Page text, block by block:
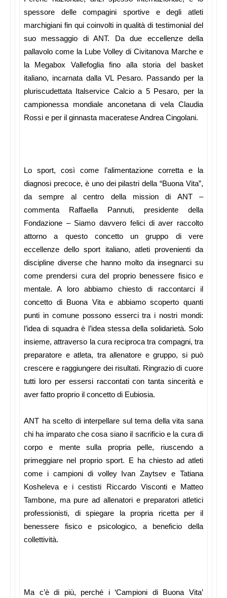
spessore delle compagini sportive e degli atleti
marchigiani fin qui coinvolti in qualità di testimonial del
suo messaggio di ANT. Da due eccellenze della
pallavolo come la Lube Volley di Civitanova Marche e
la Megabox Vallefoglia fino alla storia del basket
italiano, incarnata dalla VL Pesaro. Passando per la
pluriscudettata Italservice Calcio a 5 Pesaro, per la
campionessa mondiale anconetana di vela Claudia
Rossi e per il ginnasta maceratese Andrea Cingolani.
Lo sport, così come l’alimentazione corretta e la
diagnosi precoce, è uno dei pilastri della “Buona Vita”,
da sempre al centro della mission di ANT –
commenta Raffaella Pannuti, presidente della
Fondazione – Siamo davvero felici di aver raccolto
attorno a questo concetto un gruppo di vere
eccellenze dello sport italiano, atleti provenienti da
discipline diverse che hanno molto da insegnarci su
come prendersi cura del proprio benessere fisico e
mentale. A loro abbiamo chiesto di raccontarci il
concetto di Buona Vita e abbiamo scoperto quanti
punti in comune possono esserci tra i nostri mondi:
l’idea di squadra è l’idea stessa della solidarietà. Solo
insieme, attraverso la cura reciproca tra compagni, tra
preparatore e atleta, tra allenatore e gruppo, si può
crescere e raggiungere dei risultati. Ringrazio di cuore
tutti loro per essersi raccontati con tanta sincerità e
aver fatto proprio il concetto di Eubiosia.
ANT ha scelto di interpellare sul tema della vita sana
chi ha imparato che cosa siano il sacrificio e la cura di
corpo e mente sulla propria pelle, riuscendo a
primeggiare nel proprio sport. E ha chiesto ad atleti
come i campioni di volley Ivan Zaytsev e Tatiana
Kosheleva e i cestisti Riccardo Visconti e Matteo
Tambone, ma pure ad allenatori e preparatori atletici
professionisti, di spiegare la propria ricetta per il
benessere fisico e psicologico, a beneficio della
collettività.
Ma c’è di più, perché i ‘Campioni di Buona Vita’